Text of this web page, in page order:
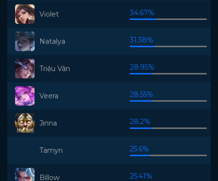
Violet 34.67%
Natalya 31.38%
Triệu Vân 28.95%
Veera 28.55%
Jinna 28.2%
Tamyn 25.6%
Billow 25.41%